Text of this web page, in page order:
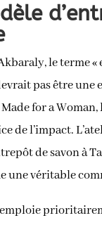
le terme
pas être une
for a
de l’impact.
de savon à
une véritable